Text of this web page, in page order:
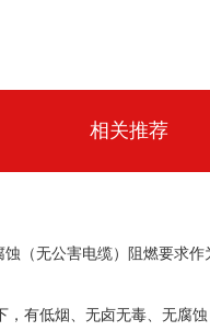
相关推荐
（无公害电缆）阻燃要求
有低烟、无卤无毒、无腐